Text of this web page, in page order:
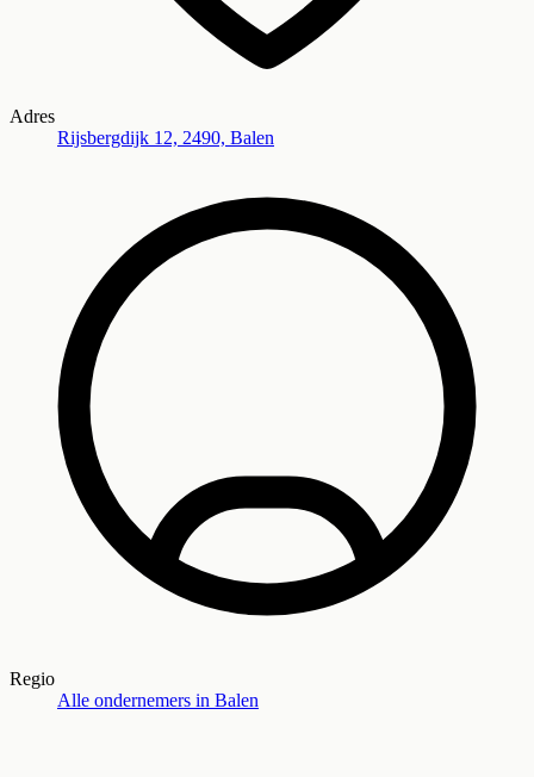
Adres
Rijsbergdijk 12, 2490, Balen
Regio
Alle ondernemers in Balen